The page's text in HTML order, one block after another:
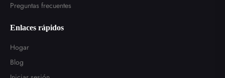
Preguntas frecuentes
Enlaces rápidos
Hogar
Blog